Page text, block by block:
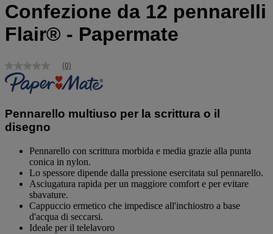
Confezione da 12 pennarelli
Flair® - Papermate
Nessuna
valutazione
Stesso
alla
pagina.
(0)
Pennarello multiuso per la scrittura o il
disegno
Pennarello con scrittura morbida e media grazie alla punta
conica in nylon.
Lo spessore dipende dalla pressione esercitata sul pennarello.
Asciugatura rapida per un maggiore comfort e per evitare
sbavature.
Cappuccio ermetico che impedisce all'inchiostro a base
d'acqua di seccarsi.
Ideale per il telelavoro